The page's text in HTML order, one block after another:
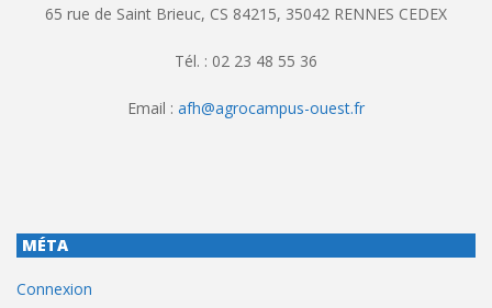
65 rue de Saint Brieuc, CS 84215, 35042 RENNES CEDEX
Tél. : 02 23 48 55 36
Email : afh@agrocampus-ouest.fr
MÉTA
Connexion